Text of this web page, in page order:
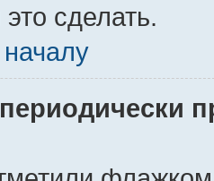
сделать.